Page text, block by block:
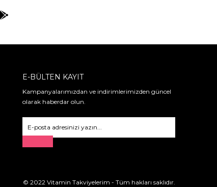
E-BÜLTEN KAYIT
Kampanyalarımızdan ve indirimlerimizden güncel
olarak haberdar olun.
© 2022 Vitamin Takviyelerim - Tüm hakları saklıdır.